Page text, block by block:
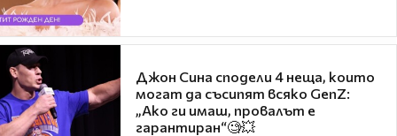
Джон Сина сподели 4 неща, които
могат да съсипят всяко GenZ:
„Ако ги имаш, провалът е
гарантиран“🧐💥